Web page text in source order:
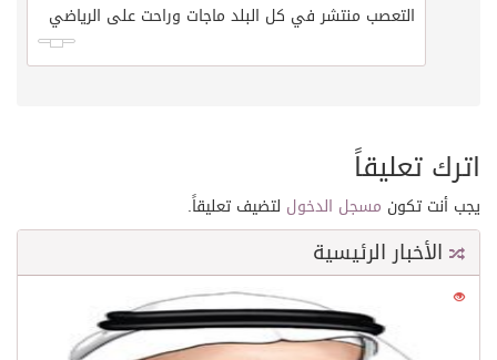
التعصب منتشر في كل البلد ماجات وراحت على الرياضي
اترك تعليقاً
يجب أنت تكون مسجل الدخول لتضيف تعليقاً.
الأخبار الرئيسية
21622